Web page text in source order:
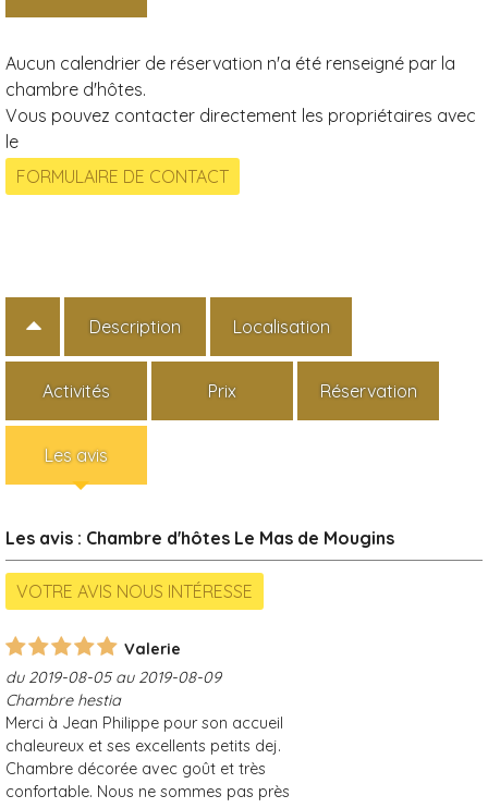
Aucun calendrier de réservation n'a été renseigné par la
chambre d'hôtes.
Vous pouvez contacter directement les propriétaires avec
le
Description Localisation
Activités Prix Réservation
Les avis
Les avis : Chambre d'hôtes Le Mas de Mougins
Valerie
du 2019-08-05 au 2019-08-09
Chambre hestia
Merci à Jean Philippe pour son accueil
chaleureux et ses excellents petits dej.
Chambre décorée avec goût et très
confortable. Nous ne sommes pas près